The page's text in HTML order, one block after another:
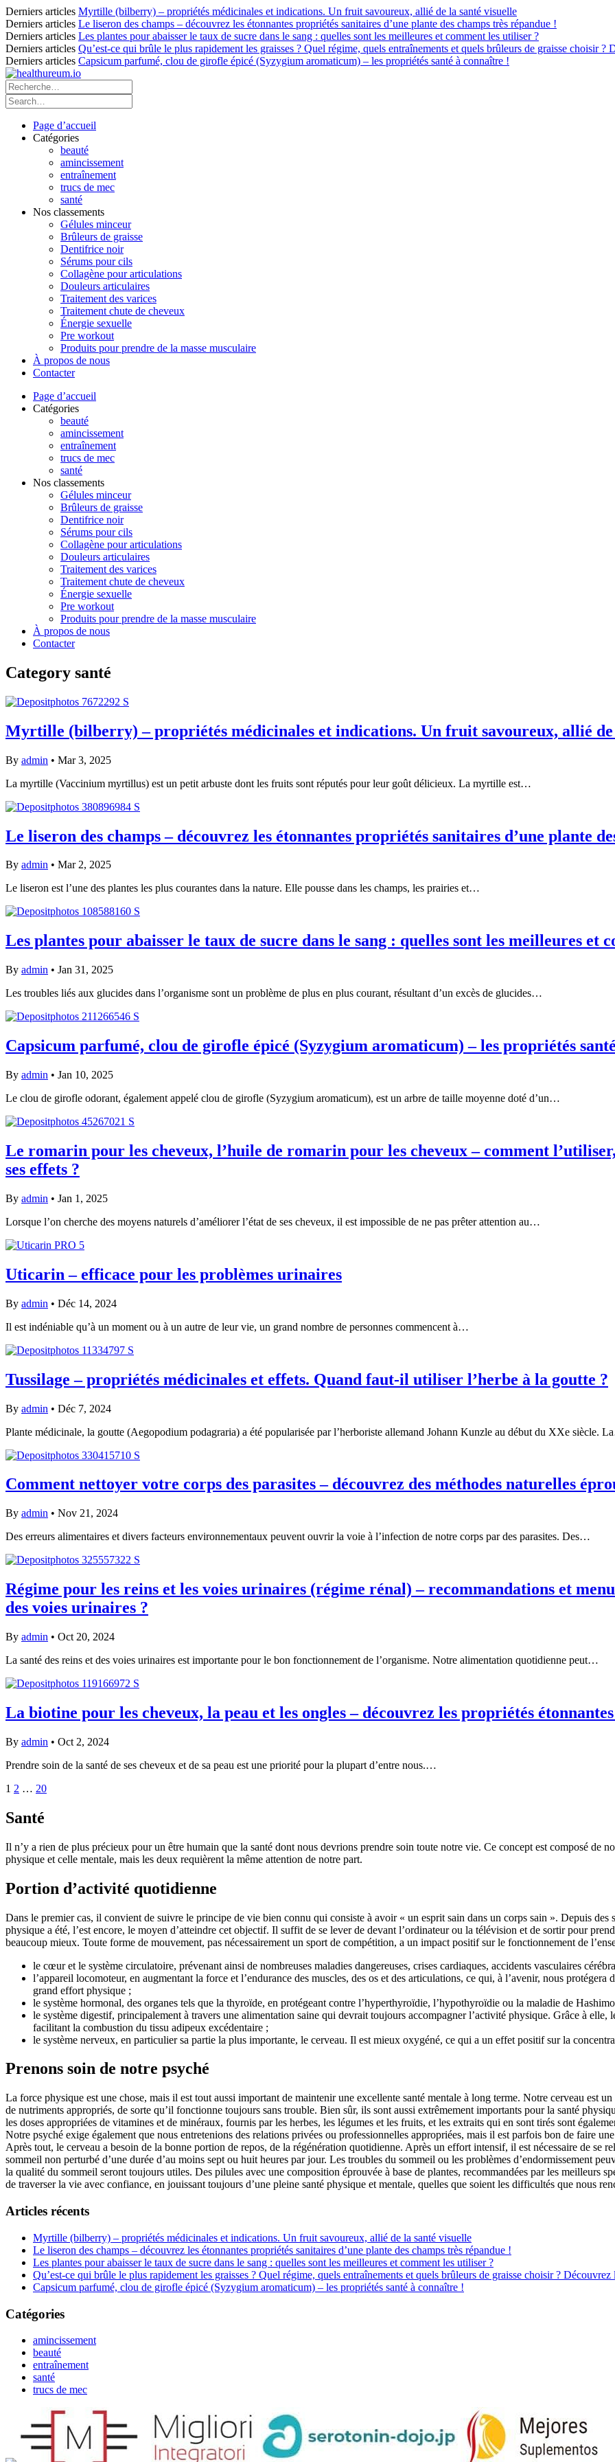
Derniers articles Myrtille (bilberry) – propriétés médicinales et indications. Un fruit savoureux, allié de la santé visuelle
Derniers articles Le liseron des champs – découvrez les étonnantes propriétés sanitaires d’une plante des champs très répandue !
Derniers articles Les plantes pour abaisser le taux de sucre dans le sang : quelles sont les meilleures et comment les utiliser ?
Derniers articles Qu’est-ce qui brûle le plus rapidement les graisses ? Quel régime, quels entraînements et quels brûleurs de graisse choisir ?
Derniers articles Capsicum parfumé, clou de girofle épicé (Syzygium aromaticum) – les propriétés santé à connaître !
Page d’accueil
Catégories
beauté
amincissement
entraînement
trucs de mec
santé
Nos classements
Gélules minceur
Brûleurs de graisse
Dentifrice noir
Sérums pour cils
Collagène pour articulations
Douleurs articulaires
Traitement des varices
Traitement chute de cheveux
Énergie sexuelle
Pre workout
Produits pour prendre de la masse musculaire
À propos de nous
Contacter
Page d’accueil
Catégories
beauté
amincissement
entraînement
trucs de mec
santé
Nos classements
Gélules minceur
Brûleurs de graisse
Dentifrice noir
Sérums pour cils
Collagène pour articulations
Douleurs articulaires
Traitement des varices
Traitement chute de cheveux
Énergie sexuelle
Pre workout
Produits pour prendre de la masse musculaire
À propos de nous
Contacter
Category santé
Myrtille (bilberry) – propriétés médicinales et indications. Un fruit savoureux, allié de
By admin • Mar 3, 2025
La myrtille (Vaccinium myrtillus) est un petit arbuste dont les fruits sont réputés pour leur goût délicieux. La myrtille est…
Le liseron des champs – découvrez les étonnantes propriétés sanitaires d’une plante
By admin • Mar 2, 2025
Le liseron est l’une des plantes les plus courantes dans la nature. Elle pousse dans les champs, les prairies et…
Les plantes pour abaisser le taux de sucre dans le sang : quelles sont les meilleures et
By admin • Jan 31, 2025
Les troubles liés aux glucides dans l’organisme sont un problème de plus en plus courant, résultant d’un excès de glucides…
Capsicum parfumé, clou de girofle épicé (Syzygium aromaticum) – les propriétés
By admin • Jan 10, 2025
Le clou de girofle odorant, également appelé clou de girofle (Syzygium aromaticum), est un arbre de taille moyenne doté d’un…
Le romarin pour les cheveux, l’huile de romarin pour les cheveux – comment
ses effets ?
By admin • Jan 1, 2025
Lorsque l’on cherche des moyens naturels d’améliorer l’état de ses cheveux, il est impossible de ne pas prêter attention au…
Uticarin – efficace pour les problèmes urinaires
By admin • Déc 14, 2024
Il est indéniable qu’à un moment ou à un autre de leur vie, un grand nombre de personnes commencent à…
Tussilage – propriétés médicinales et effets. Quand faut-il utiliser l’herbe à la goutte ?
By admin • Déc 7, 2024
Plante médicinale, la goutte (Aegopodium podagraria) a été popularisée par l’herboriste allemand Johann Kunzle au début du XXe siècle.
Comment nettoyer votre corps des parasites – découvrez des méthodes naturelles
By admin • Nov 21, 2024
Des erreurs alimentaires et divers facteurs environnementaux peuvent ouvrir la voie à l’infection de notre corps par des parasites. Des…
Régime pour les reins et les voies urinaires (régime rénal) – recommandations et
des voies urinaires ?
By admin • Oct 20, 2024
La santé des reins et des voies urinaires est importante pour le bon fonctionnement de l’organisme. Notre alimentation quotidienne peut…
La biotine pour les cheveux, la peau et les ongles – découvrez les propriétés
By admin • Oct 2, 2024
Prendre soin de la santé de ses cheveux et de sa peau est une priorité pour la plupart d’entre nous.…
1 2 … 20
Santé
Il n’y a rien de plus précieux pour un être humain que la santé dont nous devrions prendre soin toute notre vie. Ce concept est composé de
physique et celle mentale, mais les deux requièrent la même attention de notre part.
Portion d’activité quotidienne
Dans le premier cas, il convient de suivre le principe de vie bien connu qui consiste à avoir « un esprit sain dans un corps sain ». Depuis des
physique a été, l’est encore, le moyen d’atteindre cet objectif. Il suffit de se lever de devant l’ordinateur ou la télévision et de sortir pour
beaucoup mieux. Toute forme de mouvement, pas nécessairement un sport de compétition, a un impact positif sur le fonctionnement de
le cœur et le système circulatoire, prévenant ainsi de nombreuses maladies dangereuses, crises cardiaques, accidents vasculaires
l’appareil locomoteur, en augmentant la force et l’endurance des muscles, des os et des articulations, ce qui, à l’avenir, nous
grand effort physique ;
le système hormonal, des organes tels que la thyroïde, en protégeant contre l’hyperthyroïdie, l’hypothyroïdie ou la maladie de
le système digestif, principalement à travers une alimentation saine qui devrait toujours accompagner l’activité physique. Grâce à elle,
facilitant la combustion du tissu adipeux excédentaire ;
le système nerveux, en particulier sa partie la plus importante, le cerveau. Il est mieux oxygéné, ce qui a un effet positif sur la
Prenons soin de notre psyché
La force physique est une chose, mais il est tout aussi important de maintenir une excellente santé mentale à long terme. Notre cerveau est
de nutriments appropriés, de sorte qu’il fonctionne toujours sans trouble. Bien sûr, ils sont aussi extrêmement importants pour la santé
les doses appropriées de vitamines et de minéraux, fournis par les herbes, les légumes et les fruits, et les extraits qui en sont tirés sont
Notre psyché exige également que nous entretenions des relations privées ou professionnelles appropriées, mais il est parfois bon de faire
Après tout, le cerveau a besoin de la bonne portion de repos, de la régénération quotidienne. Après un effort intensif, il est nécessaire de se
sommeil non perturbé d’une durée d’au moins sept ou huit heures par jour. Les troubles du sommeil ou les problèmes d’endormissement
la qualité du sommeil seront toujours utiles. Des pilules avec une composition éprouvée à base de plantes, recommandées par les meilleurs
de traverser la vie avec confiance, en jouissant toujours d’une pleine santé physique et mentale, quelles que soient les difficultés que nous
Articles récents
Myrtille (bilberry) – propriétés médicinales et indications. Un fruit savoureux, allié de la santé visuelle
Le liseron des champs – découvrez les étonnantes propriétés sanitaires d’une plante des champs très répandue !
Les plantes pour abaisser le taux de sucre dans le sang : quelles sont les meilleures et comment les utiliser ?
Qu’est-ce qui brûle le plus rapidement les graisses ? Quel régime, quels entraînements et quels brûleurs de graisse choisir ?
Capsicum parfumé, clou de girofle épicé (Syzygium aromaticum) – les propriétés santé à connaître !
Catégories
amincissement
beauté
entraînement
santé
trucs de mec